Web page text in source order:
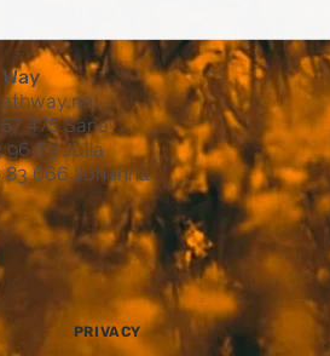
475 Sana
96 63 Julia
83 666 Johanna
PRIVACY